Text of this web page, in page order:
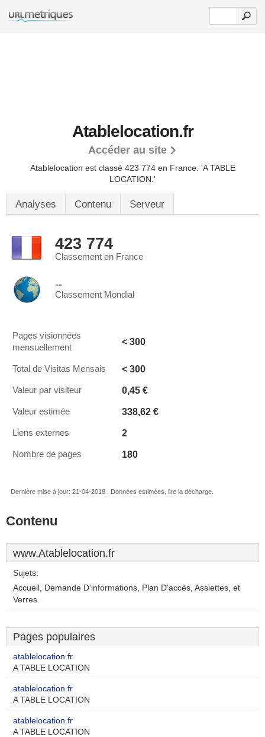
Atablelocation.fr
Accéder au site
Atablelocation est classé 423 774 en France. 'A TABLE
LOCATION.'
Analyses Contenu Serveur
423 774
Classement en France
--
Classement Mondial
Pages visionnées
mensuellement
< 300
Total de Visitas Mensais < 300
Valeur par visiteur 0,45 €
Valeur estimée 338,62 €
Liens externes 2
Nombre de pages 180
Dernière mise à jour: 21-04-2018 . Données estimées, lire la décharge.
Contenu
www.Atablelocation.fr
Sujets:
Accueil, Demande D'informations, Plan D'accès, Assiettes, et
Verres.
Pages populaires
atablelocation.fr
A TABLE LOCATION
atablelocation.fr
A TABLE LOCATION
atablelocation.fr
A TABLE LOCATION